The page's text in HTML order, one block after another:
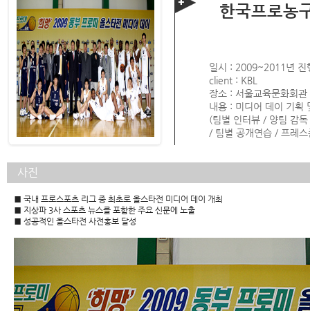
한국프로농
일시 : 2009~2011년 진
client : KBL
장소 : 서울교육문화회
내용 : 미디어 데이 기획
(팀별 인터뷰 / 양팀 감
/ 팀별 공개연습 / 프레
사진
■ 국내 프로스포츠 리그 중 최초로 올스타전 미디어 데이 개최
■ 지상파 3사 스포츠 뉴스를 포함한 주요 신문에 노출
■ 성공적인 올스타전 사전홍보 달성